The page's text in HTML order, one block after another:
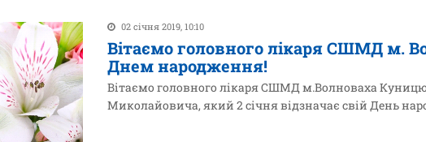
02 січня 2019, 10:10
Вітаємо головного лікаря СШМД м.
Днем народження!
Вітаємо головного лікаря СШМД м.Волноваха
Миколайовича, який 2 січня відзначає свій День